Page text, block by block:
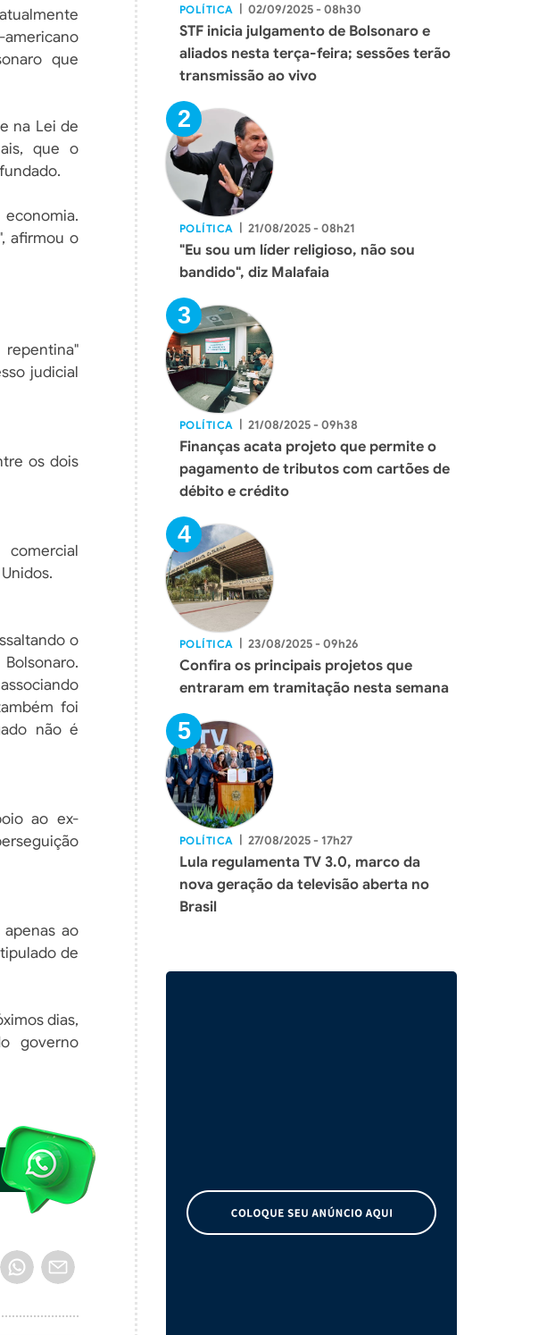
americano
que
na Lei de
que o
afirmou o
judicial
os dois
o
foi
não é
ao ex-
ao
de
dias,
governo
POLÍTICA | 02/09/2025 - 08h30
STF inicia julgamento de Bolsonaro e
aliados nesta terça-feira; sessões terão
transmissão ao vivo
POLÍTICA | 21/08/2025 - 08h21
"Eu sou um líder religioso, não sou
bandido", diz Malafaia
POLÍTICA | 21/08/2025 - 09h38
Finanças acata projeto que permite o
pagamento de tributos com cartões de
débito e crédito
POLÍTICA | 23/08/2025 - 09h26
Confira os principais projetos que
entraram em tramitação nesta semana
POLÍTICA | 27/08/2025 - 17h27
Lula regulamenta TV 3.0, marco da
nova geração da televisão aberta no
Brasil